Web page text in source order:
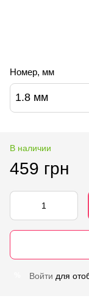
Номер, мм
1.8 мм
В наличии
459 грн
Войти для